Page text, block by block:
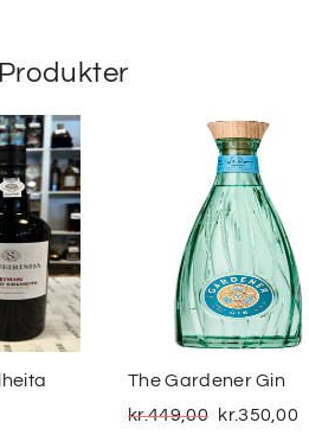
The Gardener Gin
kr.449,00 kr.350,00